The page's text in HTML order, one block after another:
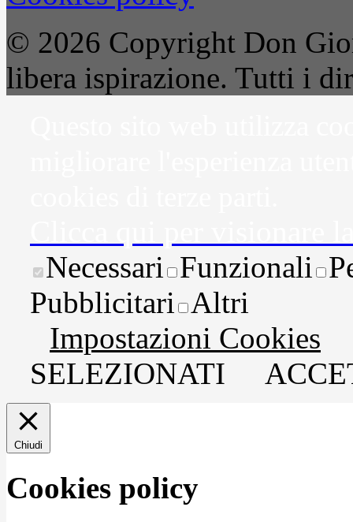
© 2026 Copyright Don
libera ispirazione. Tutti i
Necessari Funzionali
Pubblicitari
Altri
Impostazioni Cookies
SELEZIONATI
Chiudi
Cookies policy